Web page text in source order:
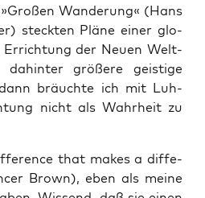
Wan­de­rung« (Hans
steck­ten Plä­ne einer glo­
Errich­tung der Neu­en Welt­
grö­ße­re geis­ti­ge
dann bräuch­te ich mit Luh­
nicht als Wahr­heit zu
that makes a dif­fe­
Brown), eben als mei­ne